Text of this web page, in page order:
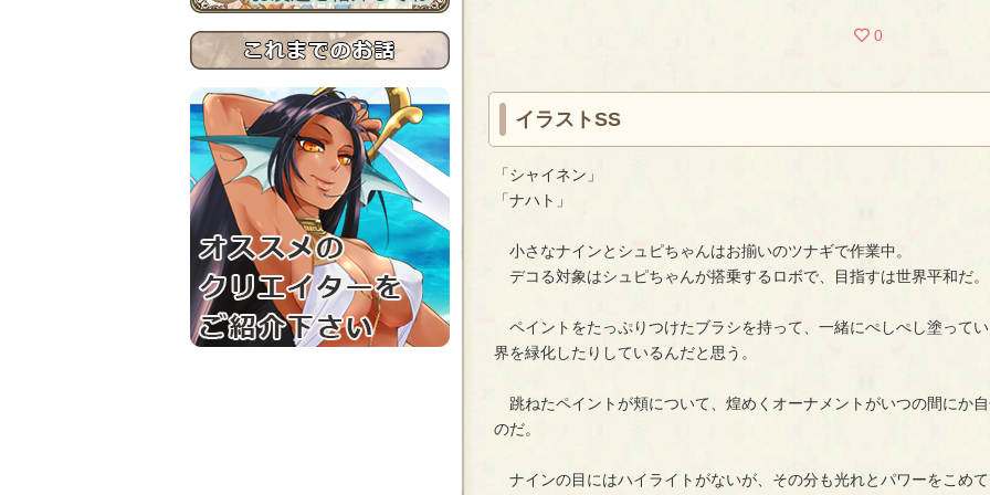
0
イラストSS
「シャイネン」
「ナハト」
小さなナインとシュピちゃんはお揃いのツナギで作業中。
デコる対象はシュピちゃんが搭乗するロボで、目指すは世界平和だ。
ペイントをたっぷりつけたブラシを持って、一緒にぺしぺし塗って
界を緑化したりしているんだと思う。
跳ねたペイントが頬について、煌めくオーナメントがいつの間にか
のだ。
ナインの目にはハイライトがないが、その分も光れとパワーをこめ